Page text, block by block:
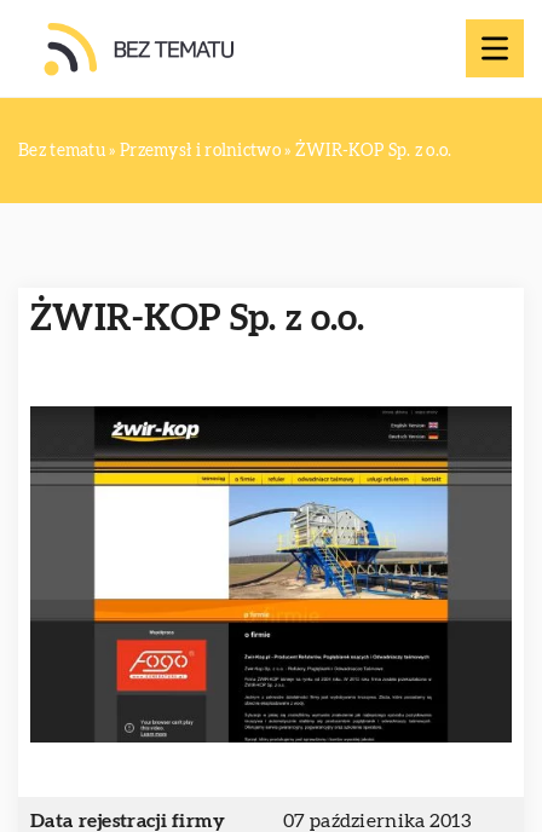
Bez tematu » Przemysł i rolnictwo» ŻWIR-KOP Sp. z o.o.
ŻWIR-KOP Sp. z o.o.
Data rejestracji firmy 07 października 2013